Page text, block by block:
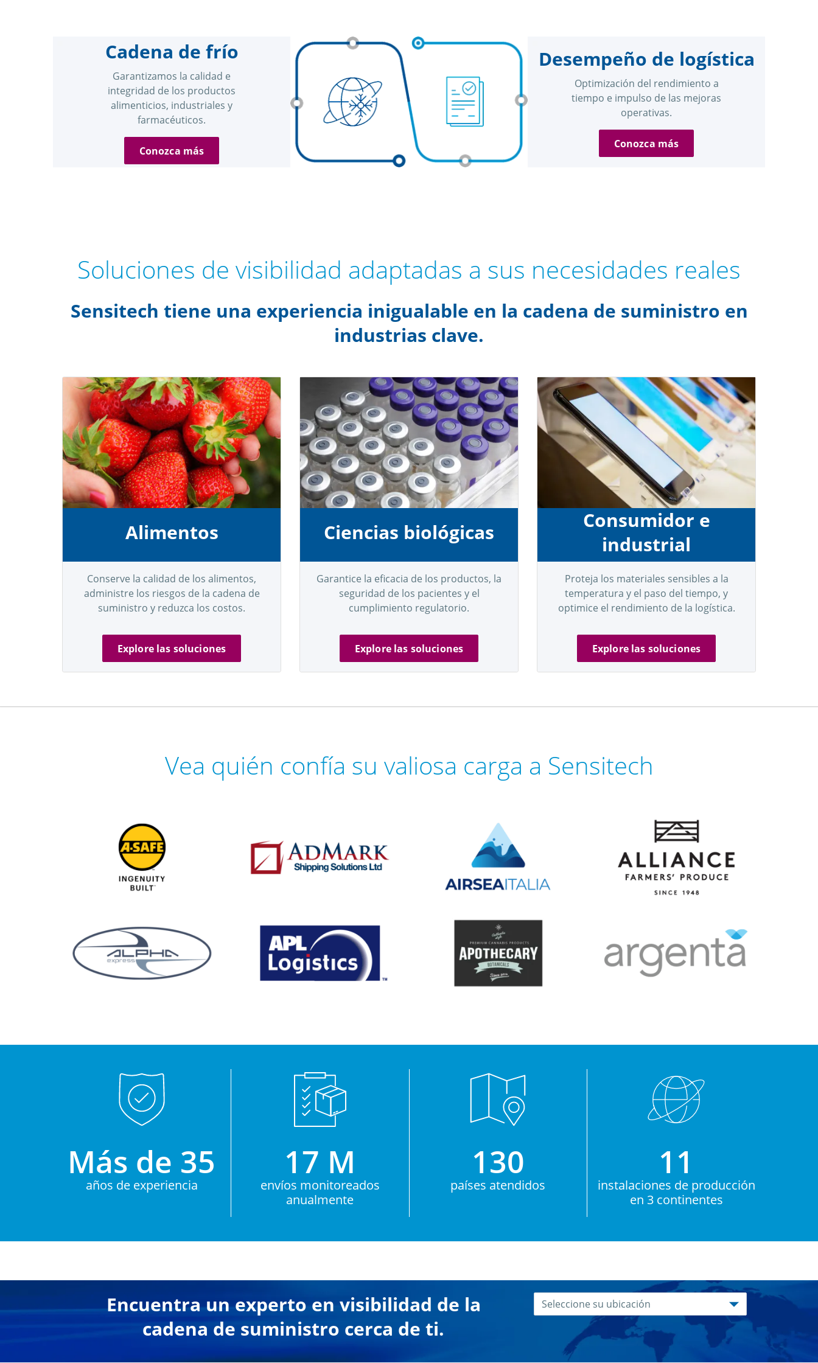
Cadena de frío
Garantizamos la calidad e
integridad de los productos
alimenticios, industriales y
farmacéuticos.
Conozca más
Desempeño de logística
Optimización del rendimiento a
tiempo e impulso de las mejoras
operativas.
Conozca más
Soluciones de visibilidad adaptadas a sus necesidades reales
Sensitech tiene una experiencia inigualable en la cadena de suministro en
industrias clave.
Alimentos
Conserve la calidad de los alimentos,
administre los riesgos de la cadena de
suministro y reduzca los costos.
Explore las soluciones
Ciencias biológicas
Garantice la eficacia de los productos, la
seguridad de los pacientes y el
cumplimiento regulatorio.
Explore las soluciones
Consumidor e
industrial
Proteja los materiales sensibles a la
temperatura y el paso del tiempo, y
optimice el rendimiento de la logística.
Explore las soluciones
Vea quién confía su valiosa carga a Sensitech
Más de 35
años de experiencia
17 M
envíos monitoreados
anualmente
130
países atendidos
11
instalaciones de producción
en 3 continentes
Encuentra un experto en visibilidad de la
cadena de suministro cerca de ti.